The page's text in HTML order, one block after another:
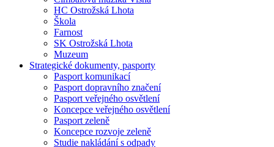
HC Ostrožská Lhota
Škola
Farnost
SK Ostrožská Lhota
Muzeum
Strategické dokumenty, pasporty
Pasport komunikací
Pasport dopravního značení
Pasport veřejného osvětlení
Koncepce veřejného osvětlení
Pasport zeleně
Koncepce rozvoje zeleně
Studie nakládání s odpady